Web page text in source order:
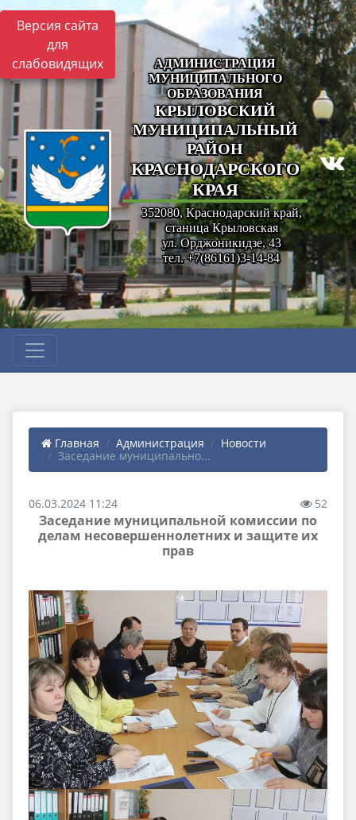
Версия сайта
для
слабовидящих
АДМИНИСТРАЦИЯ
МУНИЦИПАЛЬНОГО
ОБРАЗОВАНИЯ
КРЫЛОВСКИЙ
МУНИЦИПАЛЬНЫЙ
РАЙОН
КРАСНОДАРСКОГО
КРАЯ
352080, Краснодарский край,
станица Крыловская
ул. Орджоникидзе, 43
тел. +7(86161)3-14-84
Главная Администрация
Новости
Заседание муниципально...
06.03.2024 11:24 52
Заседание муниципальной комиссии по
делам несовершеннолетних и защите их
прав